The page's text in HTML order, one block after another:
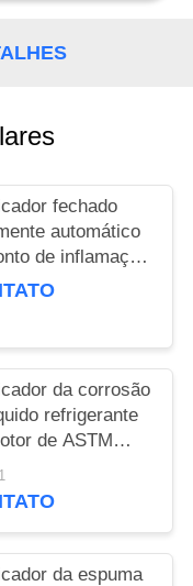
fechado
automático
de inflamação
D93 para os
da corrosão
refrigerante
de ASTM
equipado com o
de ar
da espuma